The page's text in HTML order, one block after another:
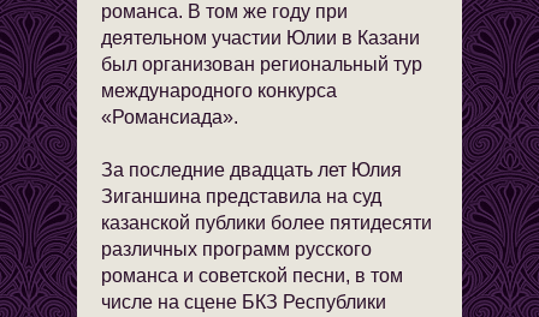
романса. В том же году при
деятельном участии Юлии в Казани
был организован региональный тур
международного конкурса
«Романсиада».
За последние двадцать лет Юлия
Зиганшина представила на суд
казанской публики более пятидесяти
различных программ русского
романса и советской песни, в том
числе на сцене БКЗ Республики